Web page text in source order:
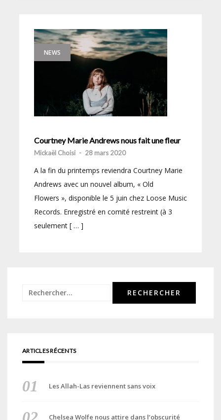
NEWS
Courtney Marie Andrews nous fait une fleur
Mickaël Choisi - 28 mars 2020
A la fin du printemps reviendra Courtney Marie
Andrews avec un nouvel album, « Old
Flowers », disponible le 5 juin chez Loose Music
Records. Enregistré en comité restreint (à 3
seulement [ … ]
Rechercher :
ARTICLES RÉCENTS
Les Allah-Las reviennent sans voix
Chelsea Wolfe nous attire dans l’obscurité